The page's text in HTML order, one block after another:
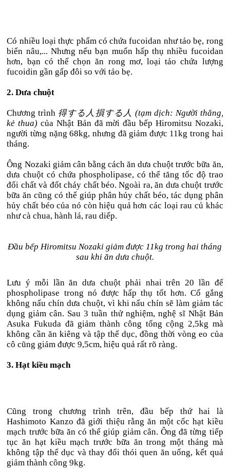
Có nhiều loại thực phẩm có chứa fucoidan như tảo bẹ, rong
biển nâu,... Nhưng nếu bạn muốn hấp thụ nhiều fucoidan
hơn, bạn có thể chọn ăn rong mơ, loại tảo chứa lượng
fucoidin gần gấp đôi so với tảo bẹ.
2. Dưa chuột
Chương trình 得する人損する人 (tạm dịch: Người thắng,
kẻ thua)của Nhật Bản đã mời đầu bếp Hiromitsu Nozaki,
người từng nặng 68kg, nhưng đã giảm được 11kg trong hai
tháng.
Ông Nozaki giảm cân bằng cách ăn dưa chuột trước bữa ăn,
dưa chuột có chứa phospholipase, có thể tăng tốc độ trao
đổi chất và đốt cháy chất béo. Ngoài ra, ăn dưa chuột trước
bữa ăn cũng có thể giúp phân hủy chất béo, tác dụng phân
hủy chất béo của nó còn hiệu quả hơn các loại rau củ khác
như cà chua, hành lá, rau diếp.
Đầu bếp Hiromitsu Nozaki giảm được 11kg trong hai tháng
sau khi ăn dưa chuột.
Lưu ý mỗi lần ăn dưa chuột phải nhai trên 20 lần để
phospholipase trong nó được hấp thụ tốt hơn. Cố gắng
không nấu chín dưa chuột, vì khi nấu chín sẽ làm giảm tác
dụng giảm cân. Sau 3 tuần thử nghiệm, nghệ sĩ Nhật Bản
Asuka Fukuda đã giảm thành công tổng cộng 2,5kg mà
không cần ăn kiêng và tập thể dục, đồng thời vòng eo của
cô cũng giảm được 9,5cm, hiệu quả rất rõ ràng.
3. Hạt kiều mạch
Cũng trong chương trình trên, đầu bếp thứ hai là
Hashimoto Kanzo đã giới thiệu rằng ăn một cốc hạt kiều
mạch trước bữa ăn có thể giúp giảm cân. Ông đã từng tiếp
tục ăn hạt kiều mạch trước bữa ăn trong một tháng mà
không tập thể dục và thay đổi thói quen ăn uống, kết quả
giảm thành công 9kg.